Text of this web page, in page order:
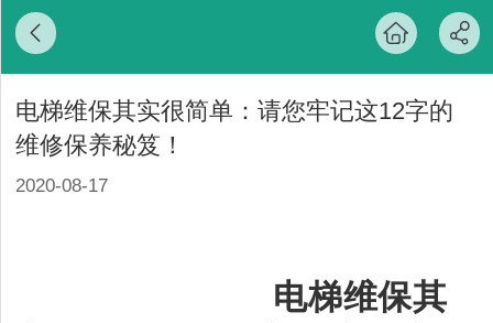
电梯维保其实很简单：请您牢记这12字的
维修保养秘笈！
2020-08-17
电梯维保其